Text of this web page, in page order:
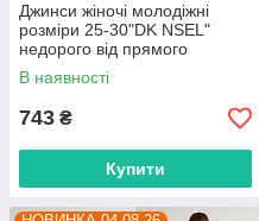
Джинси жіночі молодіжні
розміри 25-30"DK NSEL"
недорого від прямого
постачальника
В наявності
743 ₴
Купити